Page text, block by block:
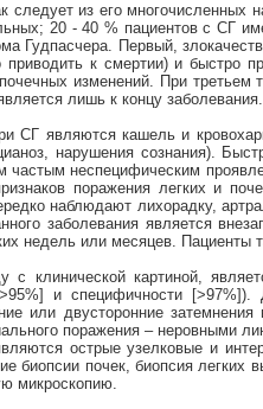
следует из его
20 - 40 % пациентов с СГ
Гудпасчера. Первый,
приводить к смертии) и
изменений. При
лишь к концу заболевания.
СГ являются кашель и
нарушения сознания).
частым неспецифическим
поражения легких и
наблюдают лихорадку,
заболевания является
недель или месяцев.
с клинической картиной,
и специфичности
или двусторонние
поражения –
острые узелковые и
биопсии почек, биопсия
микроскопию.